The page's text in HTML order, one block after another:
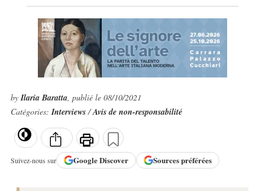
byIlaria Baratta, publié le 08/10/2021
Catégories:Interviews/Avis de non-responsabilité
Suivez-nous sur GoogleDiscover Sources préférées